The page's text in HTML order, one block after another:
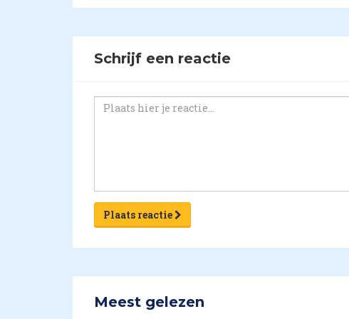
Schrijf een reactie
Plaats reactie
Meest gelezen